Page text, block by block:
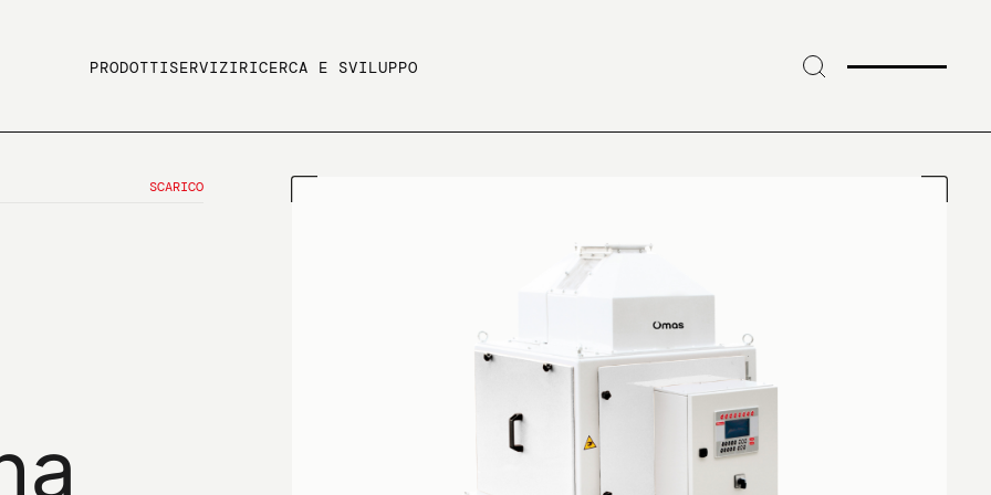
PRODOTTISERVIZIRICERCA E SVILUPPO
SCARICO